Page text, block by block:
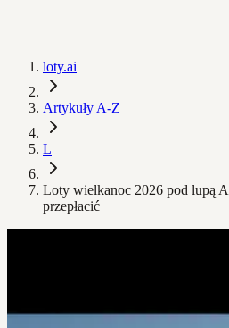
loty.ai
Artykuły A-Z
L
Loty wielkanoc 2026 pod lupą
przepłacić